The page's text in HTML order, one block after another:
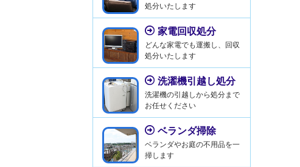
処分いたします
家電回収処分
どんな家電でも運搬し、回収
処分いたします
洗濯機引越し処分
洗濯機の引越しから処分まで
お任せください
ベランダ掃除
ベランダやお庭の不用品を一
掃します